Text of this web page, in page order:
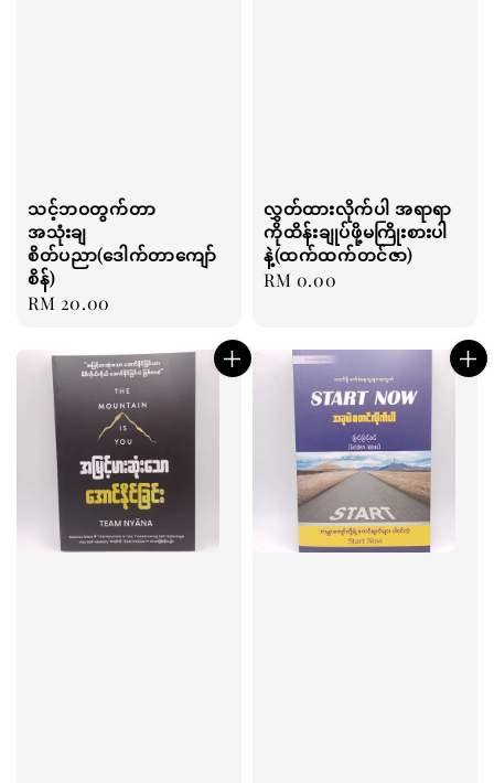
သင့်ဘဝတွက်တာ
အသုံးချ
စိတ်ပညာ(ဒေါက်တာကျော်
စိန်)
Regular
RM 20.00
လွှတ်ထားလိုက်ပါ အရာရာ
ကိုထိန်းချုပ်ဖို့မကြိုးစားပါ
နဲ့(ထက်ထက်တင်ဇာ)
Regular
RM 0.00